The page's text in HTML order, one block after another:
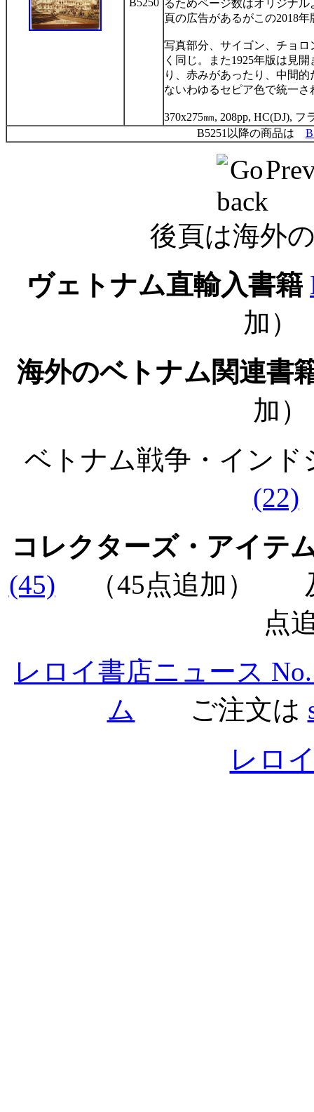
B5250 るためページ数はオリジナル
頁の広告があるがこの2018年
写真部分、サイゴン、チョ
く同じ。また1925年版は見開
り、赤みがあったり、中間
ないわゆるセピア色で統一さ
370x275㎜, 208pp, HC(DJ), フ
B5251以降の商品は
後頁は海外
ヴェトナム直輸入書籍
加）
海外のベトナム関連書
加
ベトナム戦争・イン
(22)
コレクターズ・アイテ
(45) （45点追加）
点
レロイ書店ニュース
ム ご注文は
レロ